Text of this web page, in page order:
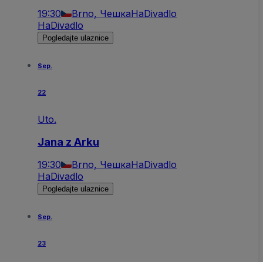
19:30 Brno, ЧешкаHaDivadlo
HaDivadlo
Pogledajte ulaznice
Sep.
22
Uto.
Jana z Arku
19:30 Brno, ЧешкаHaDivadlo
HaDivadlo
Pogledajte ulaznice
Sep.
23